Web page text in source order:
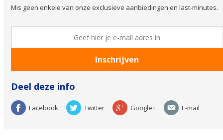
Mis geen enkele van onze exclusieve aanbiedingen en last-minutes.
Deel deze info
Facebook Twitter Google+ E-mail